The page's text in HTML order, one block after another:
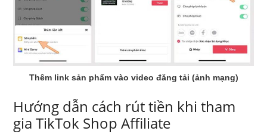
Thêm link sản phẩm vào video đăng tải (ảnh mạng)
Hướng dẫn cách rút tiền khi tham
gia TikTok Shop Affiliate